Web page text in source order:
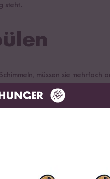
steht.
müssen sie
ist ganz wichtig, damit die
werden, aber sie dürfen